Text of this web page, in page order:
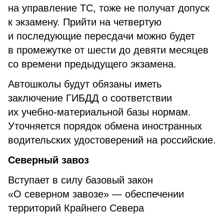
на управление ТС, тоже не получат допуск
к экзамену. Прийти на четвертую
и последующие пересдачи можно будет
в промежутке от шести до девяти месяцев
со времени предыдущего экзамена.
Автошколы будут обязаны иметь
заключение ГИБДД о соответствии
их учебно-материальной базы нормам.
Уточняется порядок обмена иностранных
водительских удостоверений на российские.
Северный завоз
Вступает в силу базовый закон
«О северном завозе» — обеспечении
территорий Крайнего Севера